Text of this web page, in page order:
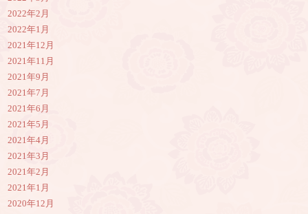
2022年2月
2022年1月
2021年12月
2021年11月
2021年9月
2021年7月
2021年6月
2021年5月
2021年4月
2021年3月
2021年2月
2021年1月
2020年12月